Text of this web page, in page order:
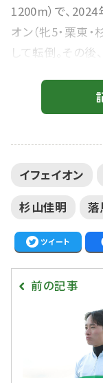
1200m）で、2024
オン（牝5・栗東
して転倒。その後
断つ…重賞初制
は、転倒したイ
となった。イフ
イフェイオン
杉山佳明
落
ツイート
前の記事